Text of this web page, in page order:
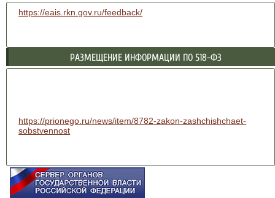
https://eais.rkn.gov.ru/feedback/
РАЗМЕЩЕНИЕ ИНФОРМАЦИИ ПО 518-ФЗ
https://prionego.ru/news/item/8782-zakon-zashchishchaet-
sobstvennost